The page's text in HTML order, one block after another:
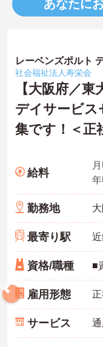
あなたに
レーベンズポルト
社会福祉法人寿栄会
【大阪府／
デイサービス
集です！＜正
給料
勤務地
最寄り駅
資格/職種
雇用形態
サービス